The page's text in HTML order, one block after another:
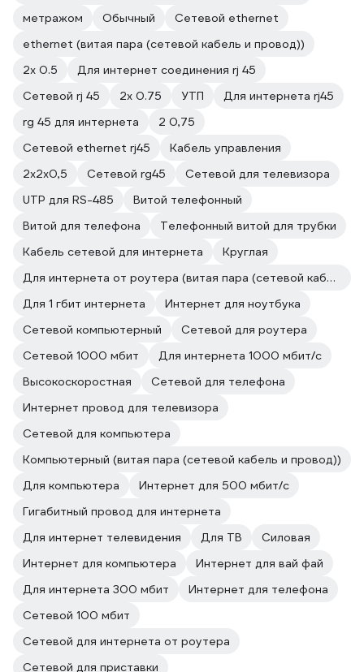
метражом
Обычный
Сетевой ethernet
ethernet (витая пара (сетевой кабель и провод))
2х 0.5
Для интернет соединения rj 45
Сетевой rj 45
2х 0.75 УТП
Для интернета rj45
rg 45 для интернета
2 0,75
Сетевой ethernet rj45
Кабель управления
2х2х0,5
Сетевой rg45
Сетевой для телевизора
UTP для RS-485
Витой телефонный
Витой для телефона
Телефонный витой для трубки
Кабель сетевой для интернета
Круглая
Для интернета от роутера (витая пара (сетевой кабель и провод))
Для 1 гбит интернета
Интернет для ноутбука
Сетевой компьютерный
Сетевой для роутера
Сетевой 1000 мбит
Для интернета 1000 мбит/с
Высокоскоростная
Сетевой для телефона
Интернет провод для телевизора
Сетевой для компьютера
Компьютерный (витая пара (сетевой кабель и провод))
Для компьютера
Интернет для 500 мбит/с
Гигабитный провод для интернета
Для интернет телевидения
Для ТВ
Силовая
Интернет для компьютера
Интернет для вай фай
Для интернета 300 мбит
Интернет для телефона
Сетевой 100 мбит
Сетевой для интернета от роутера
Сетевой для приставки